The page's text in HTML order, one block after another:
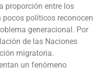
proporción entre los
pocos políticos reconocen
generacional. Por
de las Naciones
migratoria.
un fenómeno